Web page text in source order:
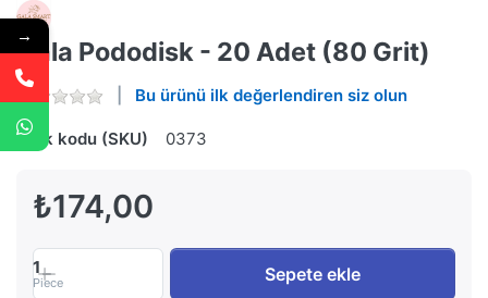
Gala Pododisk - 20 Adet (80 Grit)
Bu ürünü ilk değerlendiren siz olun
Stok kodu (SKU) 0373
₺174,00
1
Piece Sepete ekle
→